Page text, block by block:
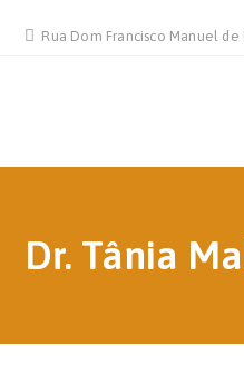
Rua Dom Francisco Manuel
Dr. Tânia